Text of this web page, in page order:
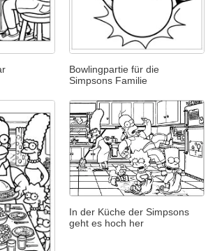
Bowlingpartie für die
Simpsons Familie
In der Küche der Simpsons
geht es hoch her